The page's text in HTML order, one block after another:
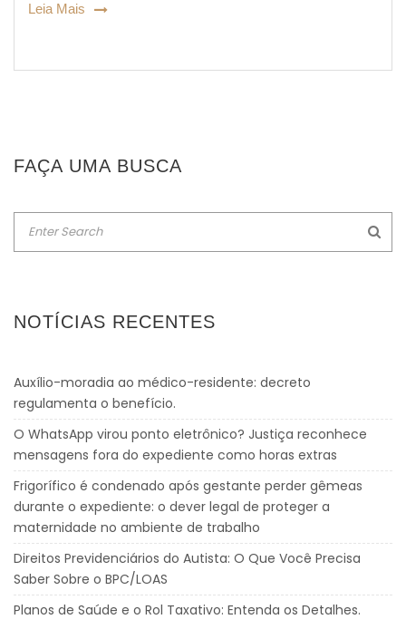
Leia Mais
FAÇA UMA BUSCA
NOTÍCIAS RECENTES
Auxílio-moradia ao médico-residente: decreto
regulamenta o benefício.
O WhatsApp virou ponto eletrônico? Justiça reconhece
mensagens fora do expediente como horas extras
Frigorífico é condenado após gestante perder gêmeas
durante o expediente: o dever legal de proteger a
maternidade no ambiente de trabalho
Direitos Previdenciários do Autista: O Que Você Precisa
Saber Sobre o BPC/LOAS
Planos de Saúde e o Rol Taxativo: Entenda os Detalhes.